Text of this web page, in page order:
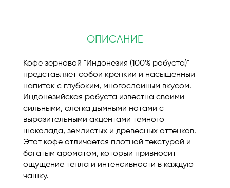
ОПИСАНИЕ
Кофе зерновой "Индонезия (100% робуста)"
представляет собой крепкий и насыщенный
напиток с глубоким, многослойным вкусом.
Индонезийская робуста известна своими
сильными, слегка дымными нотами с
выразительными акцентами темного
шоколада, землистых и древесных оттенков.
Этот кофе отличается плотной текстурой и
богатым ароматом, который привносит
ощущение тепла и интенсивности в каждую
чашку.